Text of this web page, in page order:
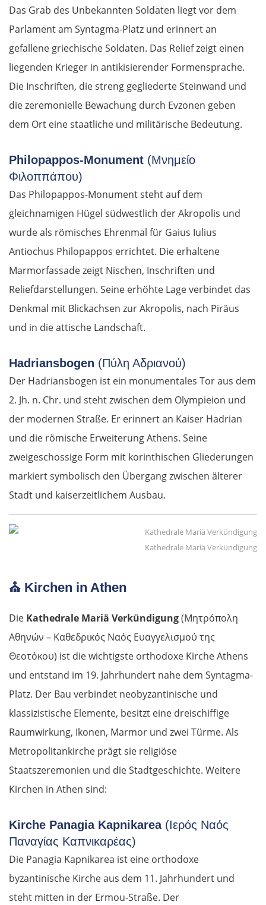
Das Grab des Unbekannten Soldaten liegt vor dem
Parlament am Syntagma-Platz und erinnert an
gefallene griechische Soldaten. Das Relief zeigt einen
liegenden Krieger in antikisierender Formensprache.
Die Inschriften, die streng gegliederte Steinwand und
die zeremonielle Bewachung durch Evzonen geben
dem Ort eine staatliche und militärische Bedeutung.
Philopappos-Monument (Μνημείο
Φιλοππάπου)
Das Philopappos-Monument steht auf dem
gleichnamigen Hügel südwestlich der Akropolis und
wurde als römisches Ehrenmal für Gaius Iulius
Antiochus Philopappos errichtet. Die erhaltene
Marmorfassade zeigt Nischen, Inschriften und
Reliefdarstellungen. Seine erhöhte Lage verbindet das
Denkmal mit Blickachsen zur Akropolis, nach Piräus
und in die attische Landschaft.
Hadriansbogen (Πύλη Αδριανού)
Der Hadriansbogen ist ein monumentales Tor aus dem
2. Jh. n. Chr. und steht zwischen dem Olympieion und
der modernen Straße. Er erinnert an Kaiser Hadrian
und die römische Erweiterung Athens. Seine
zweigeschossige Form mit korinthischen Gliederungen
markiert symbolisch den Übergang zwischen älterer
Stadt und kaiserzeitlichem Ausbau.
Kathedrale Mariä Verkündigung
⛪ Kirchen in Athen
Die Kathedrale Mariä Verkündigung(Μητρόπολη
Αθηνών – Καθεδρικός Ναός Ευαγγελισμού της
Θεοτόκου) ist die wichtigste orthodoxe Kirche Athens
und entstand im 19. Jahrhundert nahe dem Syntagma-
Platz. Der Bau verbindet neobyzantinische und
klassizistische Elemente, besitzt eine dreischiffige
Raumwirkung, Ikonen, Marmor und zwei Türme. Als
Metropolitankirche prägt sie religiöse
Staatszeremonien und die Stadtgeschichte. Weitere
Kirchen in Athen sind:
Kirche Panagia Kapnikarea (Ιερός Ναός
Παναγίας Καπνικαρέας)
Die Panagia Kapnikarea ist eine orthodoxe
byzantinische Kirche aus dem 11. Jahrhundert und
steht mitten in der Ermou-Straße. Der